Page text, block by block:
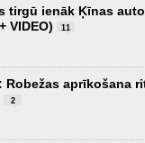
tirgū ienāk Ķīnas
VIDEO)
11
Robežas aprīkošana
2